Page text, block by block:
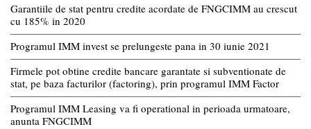
Garantiile de stat pentru credite acordate de FNGCIMM au crescut
cu 185% in 2020
Programul IMM invest se prelungeste pana in 30 iunie 2021
Firmele pot obtine credite bancare garantate si subventionate de
stat, pe baza facturilor (factoring), prin programul IMM Factor
Programul IMM Leasing va fi operational in perioada urmatoare,
anunta FNGCIMM